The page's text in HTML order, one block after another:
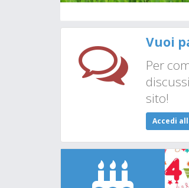
Vuoi
Per
sito!
Accedi